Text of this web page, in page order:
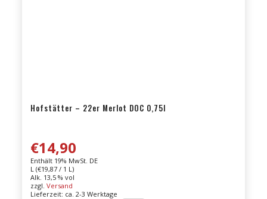
Hofstätter – 22er Merlot DOC 0,75l
€14,90
Enthält 19% MwSt. DE
L (€19,87/ 1 L)
Alk. 13,5 % vol
zzgl. Versand
Lieferzeit: ca. 2-3 Werktage